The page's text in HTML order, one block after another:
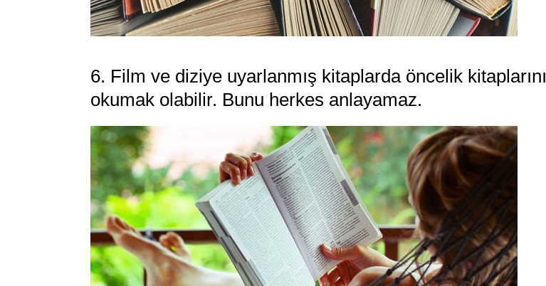
6. Film ve diziye uyarlanmış kitaplarda öncelik kitaplarını
okumak olabilir. Bunu herkes anlayamaz.